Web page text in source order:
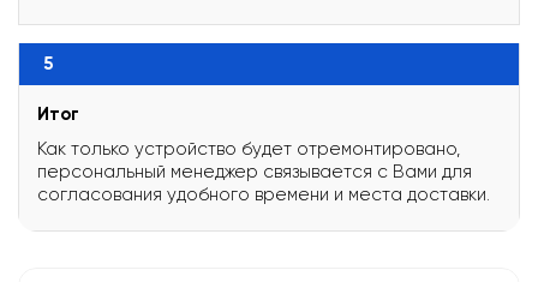
5
Итог
Как только устройство будет отремонтировано,
персональный менеджер связывается с Вами для
согласования удобного времени и места доставки.